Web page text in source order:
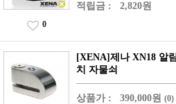
적립금 : 2,820원
0
[XENA]제나 XN18 알
치 자물쇠
상품가 : 390,000원 (0)